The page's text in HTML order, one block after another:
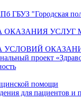
"Городская
ОКАЗАНИЯ
проект
помощи
для пациентов и